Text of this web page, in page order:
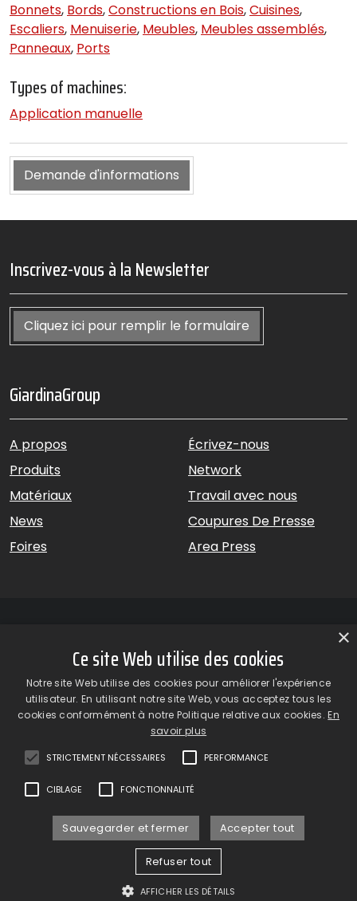
Bonnets, Bords,Constructions en Bois,Cuisines,
Escaliers, Menuiserie, Meubles, Meubles assemblés,
Panneaux, Ports
Types of machines:
Application manuelle
Demande d'informations
Inscrivez-vous à la Newsletter
Cliquez ici pour remplir le formulaire
GiardinaGroup
A propos
Produits
Matériaux
News
Foires
Écrivez-nous
Network
Travail avec nous
Coupures De Presse
Area Press
22060 Figino Serenza (CO) – Italie
Showroom– Via Provinciale Novedratese, 25 – 22060 –
Novedrate (CO) – Italie
phone +39 031 7830801 | fax +39 031 781650
|info@giardinagroup.com
| pi 03229310135 | CCIAA REA
Privacy Policy Cookie Policy
×
Ce site Web utilise des cookies
Notre site Web utilise des cookies pour améliorer l'expérience
utilisateur. En utilisant notre site Web, vous acceptez tous les
cookies conformément à notre Politique relative aux cookies. En
savoir plus
STRICTEMENT NÉCESSAIRES PERFORMANCE
CIBLAGE FONCTIONNALITÉ
Sauvegarder et fermer Accepter tout
Refuser tout
AFFICHER LES DÉTAILS